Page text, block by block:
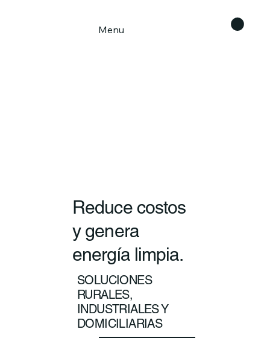
Menu
Reduce costos
y genera
energía limpia.
SOLUCIONES
RURALES,
INDUSTRIALES Y
DOMICILIARIAS